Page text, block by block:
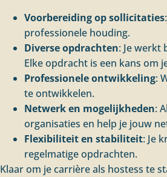
Voorbereiding op sollicitaties
professionele houding.
Diverse opdrachten: Je werkt
Elke opdracht is een kans om
Professionele ontwikkeling:
te ontwikkelen.
Netwerk en mogelijkheden:
organisaties en help je jouw
Flexibiliteit en stabiliteit: Je
regelmatige opdrachten.
Klaar om je carrière als hostess te